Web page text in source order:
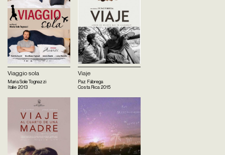
Viaggio sola
Maria Sole Tognazzi
Italie 2013
Viaje
Paz Fábrega
Costa Rica 2015